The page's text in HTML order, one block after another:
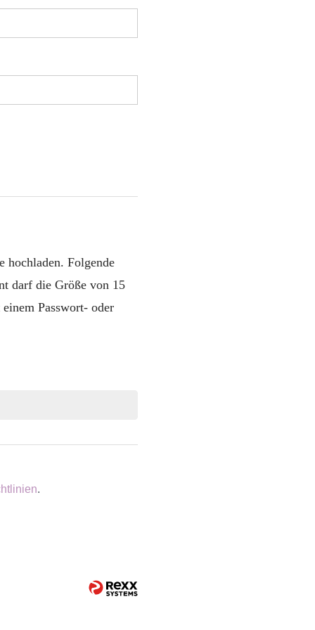
hochladen. Folgende
darf die Größe von 15
Passwort- oder
.